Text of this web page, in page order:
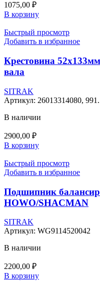
1075,00 ₽
В корзину
Быстрый просмотр
Добавить в избранное
Крестовина
вала
SITRAK
Артикул: 26013314080,
В наличии
2900,00 ₽
В корзину
Быстрый просмотр
Добавить в избранное
Подшипник
HOWO/SHACMAN
SITRAK
Артикул: WG9114520042
В наличии
2200,00 ₽
В корзину